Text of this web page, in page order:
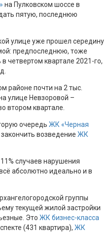
на Пулковском шоссе в
пятую, последнюю
улице уже прошел середину
предпоследнюю, тоже
четвертом квартале 2021-го,
районе почти на 2 тыс.
улице Невзоровой –
втором квартале.
очередь ЖК «Черная
возведение ЖК
случаев нарушения
абсолютно идеально и в
группы
текущей жилой застройки
Это ЖК бизнес-класса
(431 квартира), ЖК